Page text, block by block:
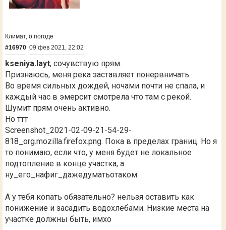
Климат, о погоде
#16970 09 фев 2021, 22:02
kseniya.layt, сочувствую прям.
Признаюсь, меня река заставляет понервничать.
Во время сильных дождей, ночами почти не спала, и
каждый час в эмерсит смотрела что там с рекой.
Шумит прям очень активно.
Но ттт
Screenshot_2021-02-09-21-54-29-
818_org.mozilla.firefox.png. Пока в пределах границ. Но я
то понимаю, если что, у меня будет не локальное
подтопление в конце участка, а
ну_его_нафиг_дажедуматьотаком.
А у тебя копать обязательно? нельзя оставить как
понижение и засадить водохлебами. Низкие места на
участке должны быть, имхо